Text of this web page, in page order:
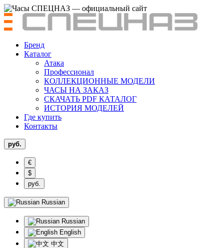
Бренд
Каталог
Атака
Профессионал
КОЛЛЕКЦИОННЫЕ МОДЕЛИ
ЧАСЫ НА ЗАКАЗ
СКАЧАТЬ PDF КАТАЛОГ
ИСТОРИЯ МОДЕЛЕЙ
Где купить
Контакты
руб.
€
$
руб.
Russian
Russian
English
中文